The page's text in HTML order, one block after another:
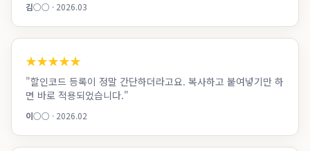
김○○ · 2026.03
★★★★★
"할인코드 등록이 정말 간단하더라고요. 복사하고 붙여넣기만 하
면 바로 적용되었습니다."
이○○ · 2026.02